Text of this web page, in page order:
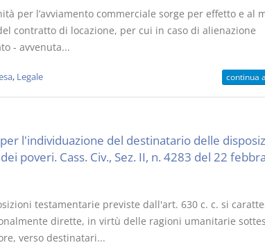
per l’avviamento commerciale sorge per effetto e al
contratto di locazione, per cui in caso di alienazione
- avvenuta...
, Legale continua
l'individuazione del destinatario delle
poveri. Cass. Civ., Sez. II, n. 4283 del 22
testamentarie previste dall'art. 630 c. c. si
dirette, in virtù delle ragioni umanitarie
verso destinatari...